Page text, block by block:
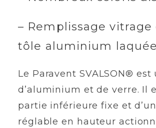
– Remplissage
tôle aluminium laquée
Le Paravent SVALSON®
d’aluminium et de verre. Il
partie inférieure fixe et
réglable en hauteur